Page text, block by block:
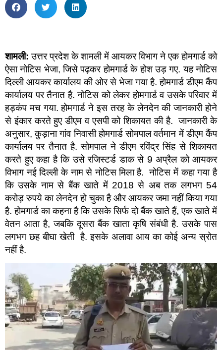
शामली: उत्तर प्रदेश के शामली में आयकर विभाग ने एक होमगार्ड को
ऐसा नोटिस भेजा, जिसे पढ़कर होमगार्ड के होश उड़ गए. यह नोटिस
दिल्ली आयकर कार्यालय की ओर से भेजा गया है. होमगार्ड डीएम कैंप
कार्यालय पर तैनात है. नोटिस को लेकर होमगार्ड व उसके परिवार में
हड़कंप मच गया. होमगार्ड ने इस तरह के लेनदेन की जानकारी होने
से इंकार करते हुए डीएम व एसपी को शिकायत की है. जानकारी के
अनुसार, कुड़ाना गांव निवासी होमगार्ड सोमपाल वर्तमान में डीएम कैंप
कार्यालय पर तैनात है. सोमपाल ने डीएम रविंद्र सिंह से शिकायत
करते हुए कहा है कि उसे रजिस्टर्ड डाक से 9 अप्रैल को आयकर
विभाग नई दिल्ली के नाम से नोटिस मिला है. नोटिस में कहा गया है
कि उसके नाम से बैंक खाते में 2018 से अब तक लगभग 54
करोड़ रुपये का लेनदेन हो चुका है और आयकर जमा नहीं किया गया
है. होमगार्ड का कहना है कि उसके सिर्फ दो बैंक खाते हैं, एक खाते में
वेतन आता है, जबकि दूसरा बैंक खाता कृषि संबंधी है. उसके पास
लगभग छह बीघा खेती है. इसके अलावा आय का कोई अन्य स्रोत
नहीं है.